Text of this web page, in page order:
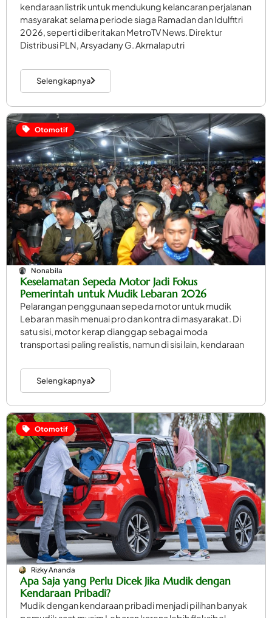
kendaraan listrik untuk mendukung kelancaran perjalanan
masyarakat selama periode siaga Ramadan dan Idulfitri
2026, seperti diberitakan MetroTV News. Direktur
Distribusi PLN, Arsyadany G. Akmalaputri
Selengkapnya
Otomotif
Nonabila
Keselamatan Sepeda Motor Jadi Fokus
Pemerintah untuk Mudik Lebaran 2026
Pelarangan penggunaan sepeda motor untuk mudik
Lebaran masih menuai pro dan kontra di masyarakat. Di
satu sisi, motor kerap dianggap sebagai moda
transportasi paling realistis, namun di sisi lain, kendaraan
Selengkapnya
Otomotif
Rizky Ananda
Apa Saja yang Perlu Dicek Jika Mudik dengan
Kendaraan Pribadi?
Mudik dengan kendaraan pribadi menjadi pilihan banyak